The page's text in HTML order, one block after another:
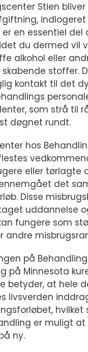
Stien
indlogeret
en essentiel del
du dermed vil
alkohol eller
stoffer.
kontakt til det
som strå til
døgnet rundt.
hos
eller tørlagte
det
Disse
uddannelse
fungere som
andre
på
på Minnesota
betyder, at hele
livsverden
hvilket
er muligt at
ny.